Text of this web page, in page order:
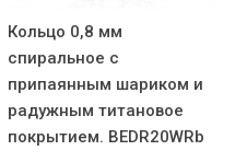
Кольцо 0,8 мм
спиральное с
припаянным шариком и
радужным титановое
покрытием. BEDR20WRb